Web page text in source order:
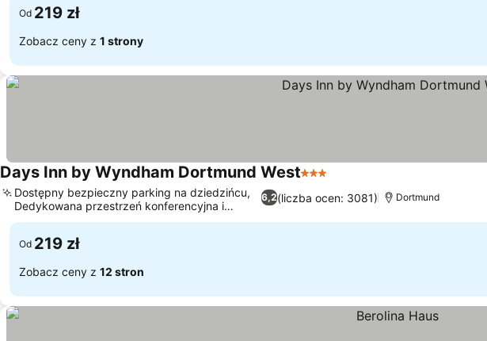
Od 219 zł
Zobacz ceny z 1 strony
Days Inn by Wyndham Dortmund West3 Kategoria
6,2(liczba ocen: 3081)
Dostępny bezpieczny parking na dziedzińcu,
Dedykowana przestrzeń konferencyjna i
spotkań
Dortmund
Od 219 zł
Zobacz ceny z 12 stron